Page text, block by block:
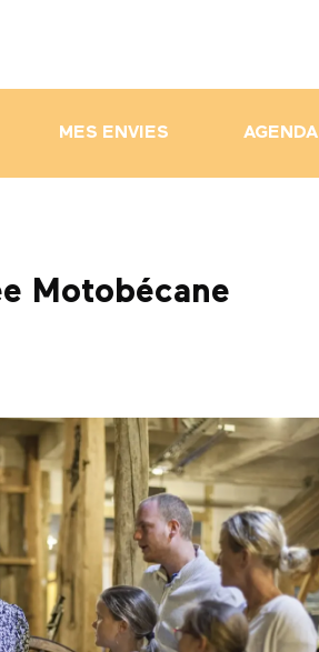
MES ENVIES AGENDA
Motobécane